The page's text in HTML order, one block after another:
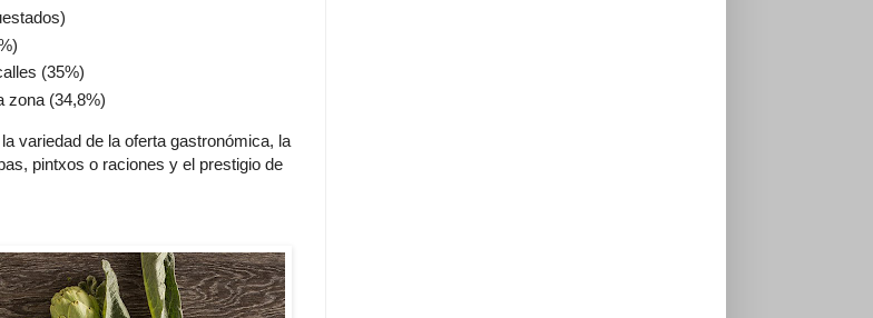
(35%)
zona (34,8%)
variedad de la oferta gastronómica, la
pintxos o raciones y el prestigio de